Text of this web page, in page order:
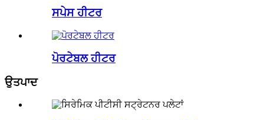
ਸਪੇਸ ਹੀਟਰ
ਪੋਰਟੇਬਲ ਹੀਟਰ
ਉਤਪਾਦ